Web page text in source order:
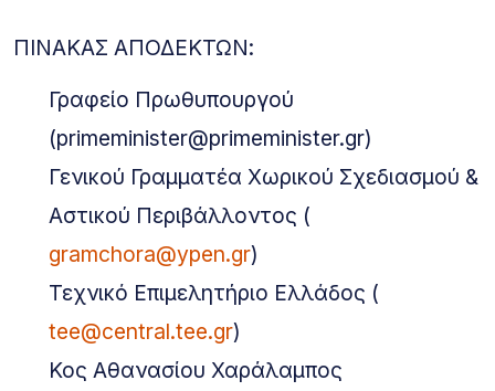
ΠΙΝΑΚΑΣ ΑΠΟΔΕΚΤΩΝ:
Γραφείο Πρωθυπουργού
(primeminister@primeminister.gr)
Γενικού Γραμματέα Χωρικού Σχεδιασμού &
Αστικού Περιβάλλοντος (
gramchora@ypen.gr)
Τεχνικό Επιμελητήριο Ελλάδος (
tee@central.tee.gr)
Κος Αθανασίου Χαράλαμπος